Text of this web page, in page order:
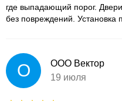
где выпадающий порог.
без повреждений. Установка
О
ООО Вектор
19 июля